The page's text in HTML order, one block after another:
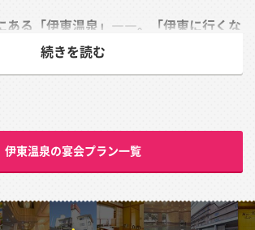
ある「伊東温泉」――。「伊東に行くな
が懐かしい方も多いのではないでしょう
泉で、平安時代から多くの人に親しまれ
富な土地だったようで、手掘りから機械
際に急激に源泉の数が増えました。今で
）に増え、毎分31万リットルもの湯量
続きを読む
伊東温泉の宴会プラン一覧